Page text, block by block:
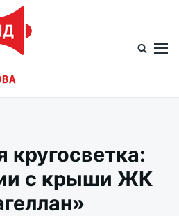
кругосветка:
с крыши ЖК